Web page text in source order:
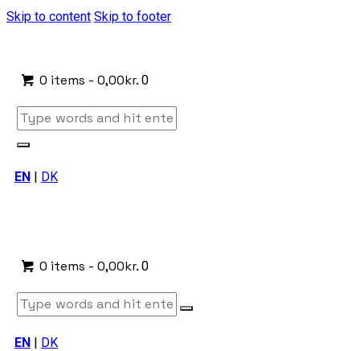
Skip to content Skip to footer
0 items -0,00kr. 0
EN | DK
0 items -0,00kr. 0
EN | DK